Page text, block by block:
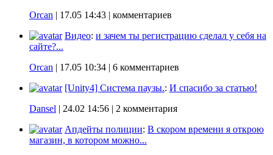
Orcan | 17.05 14:43 | комментариев
Видео: и зачем ты регистрацию сделал у себя на
сайте?...
Orcan | 17.05 10:34 | 6 комментариев
[Unity4] Система паузы.: И спасибо за статью!
Dansel | 24.02 14:56 | 2 комментария
Апдейты полиции: В скором времени я открою
магазин, в котором можно...